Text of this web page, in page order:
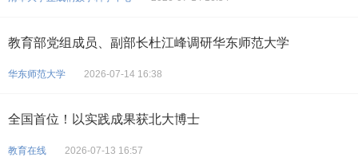
教育部党组成员、副部长杜江峰调研华东师范大学
华东师范大学 2026-07-14 16:38
全国首位！以实践成果获北大博士
教育在线 2026-07-13 16:57